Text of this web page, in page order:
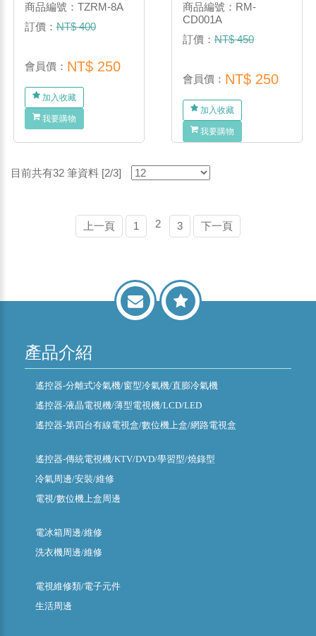
商品編號：TZRM-8A
訂價：NT$ 400
會員價： NT$ 250
加入收藏
我要購物
商品編號：RM-
CD001A
訂價：NT$ 450
會員價： NT$ 250
加入收藏
我要購物
目前共有32 筆資料 [2/3]
上一頁 1 2 3 下一頁
產品介紹
遙控器-分離式冷氣機/窗型冷氣機/直膨冷氣機
遙控器-液晶電視機/薄型電視機/LCD/LED
遙控器-第四台有線電視盒/數位機上盒/網路電視盒
遙控器-傳統電視機/KTV/DVD/學習型/燒錄型
冷氣周邊/安裝/維修
電視/數位機上盒周邊
電冰箱周邊/維修
洗衣機周邊/維修
電視維修類/電子元件
生活周邊